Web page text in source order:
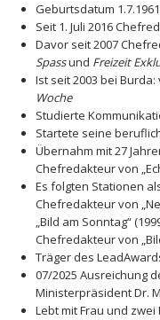
Geburtsdatum 1.7.1961
Seit 1. Juli 2016
Davor seit 2007
Spassund Freizeit
Ist seit 2003 bei
Woche
Studierte
Startete seine
Übernahm mit 27
Chefredakteur von
Es folgten Stationen
Chefredakteur von
„Bild am Sonntag“
Chefredakteur von
Träger des
07/2025 Ausreichung
Ministerpräsident Dr.
Lebt mit Frau und